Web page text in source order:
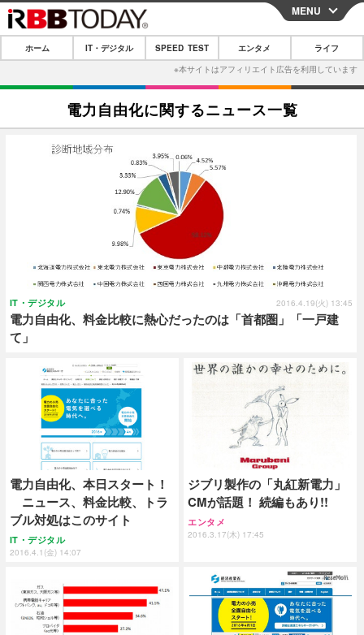
CLOSE
ホーム
IT・デジタル
IT・デジタルTOP スマートフォン
ネタ
エンタメ
エンタメTOP
グラビア ブログ
ショッピング その他
その他
プッシュ通知の停止方法
MENU
ホーム IT・デジタル SPEED TEST エンタメ ライフ
電力自由化に関するニュース一覧
電力自由化、料金比較に熱心だったのは「首都圏」「一戸建
て」
IT・デジタル 2016.4.19(火) 13:45
電力自由化、本日スタート！
ニュース、料金比較、トラ
ブル対処はこのサイト
IT・デジタル
2016.4.1(金) 14:07
ジブリ製作の「丸紅新電力」
CMが話題！ 続編もあり!!
エンタメ
2016.3.17(木) 17:45